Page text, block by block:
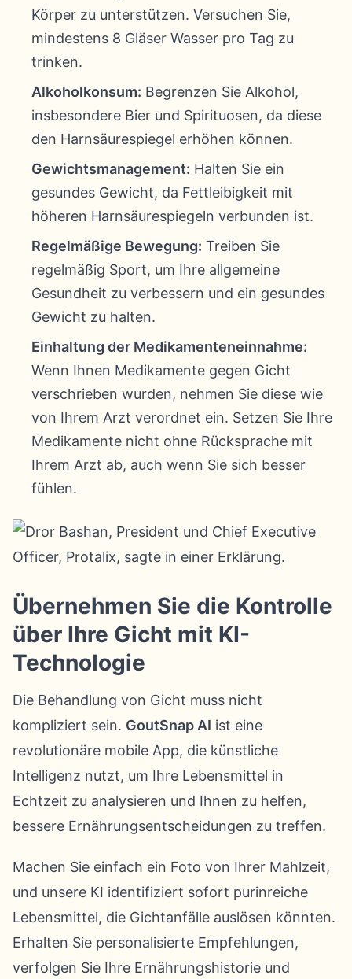
Körper zu unterstützen. Versuchen Sie,
mindestens 8 Gläser Wasser pro Tag zu
trinken.
Alkoholkonsum: Begrenzen Sie Alkohol,
insbesondere Bier und Spirituosen, da diese
den Harnsäurespiegel erhöhen können.
Gewichtsmanagement: Halten Sie ein
gesundes Gewicht, da Fettleibigkeit mit
höheren Harnsäurespiegeln verbunden ist.
Regelmäßige Bewegung: Treiben Sie
regelmäßig Sport, um Ihre allgemeine
Gesundheit zu verbessern und ein gesundes
Gewicht zu halten.
Einhaltung der Medikamenteneinnahme:
Wenn Ihnen Medikamente gegen Gicht
verschrieben wurden, nehmen Sie diese wie
von Ihrem Arzt verordnet ein. Setzen Sie Ihre
Medikamente nicht ohne Rücksprache mit
Ihrem Arzt ab, auch wenn Sie sich besser
fühlen.
Übernehmen Sie die Kontrolle
über Ihre Gicht mit KI-
Technologie
Die Behandlung von Gicht muss nicht
kompliziert sein. GoutSnap AI ist eine
revolutionäre mobile App, die künstliche
Intelligenz nutzt, um Ihre Lebensmittel in
Echtzeit zu analysieren und Ihnen zu helfen,
bessere Ernährungsentscheidungen zu treffen.
Machen Sie einfach ein Foto von Ihrer Mahlzeit,
und unsere KI identifiziert sofort purinreiche
Lebensmittel, die Gichtanfälle auslösen könnten.
Erhalten Sie personalisierte Empfehlungen,
verfolgen Sie Ihre Ernährungshistorie und